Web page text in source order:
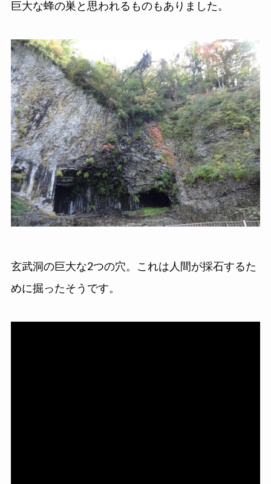
巨大な蜂の巣と思われるものもありました。
玄武洞の巨大な2つの穴。これは人間が採石するた
めに掘ったそうです。